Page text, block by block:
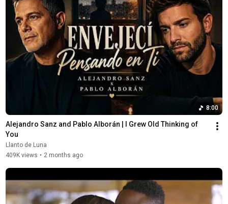
8:00
Alejandro Sanz and Pablo Alborán | I Grew Old Thinking of
You
Llanto de Luna
409K views • 2 months ago